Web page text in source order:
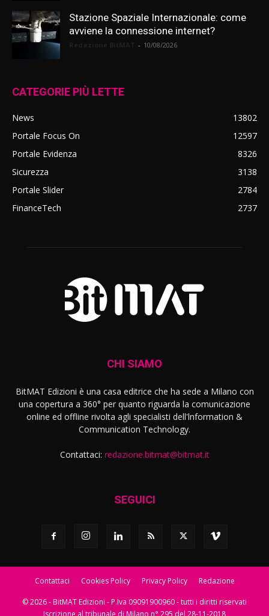
Stazione Spaziale Internazionale: come
avviene la connessione internet?
- 10/08/2026
CATEGORIE PIÙ LETTE
News
13802
Portale Focus On
12597
Portale Evidenza
8326
Sicurezza
3138
Portale Slider
2784
FinanceTech
2737
CHI SIAMO
BitMAT Edizioni è una casa editrice che ha sede a Milano con
una copertura a 360° per quanto riguarda la comunicazione
online ed offline rivolta agli specialisti dell'lnformation &
Communication Technology.
Contattaci: redazione.bitmat@bitmat.it
SEGUICI
Contattaci Cookies Policy Privacy Policy Redazione
© 2026 - BitMAT Edizioni - P.Iva 09091900960 - tutti i diritti riservati
Iscrizione al tribunale di Milano n° 295 del 28-11-2018